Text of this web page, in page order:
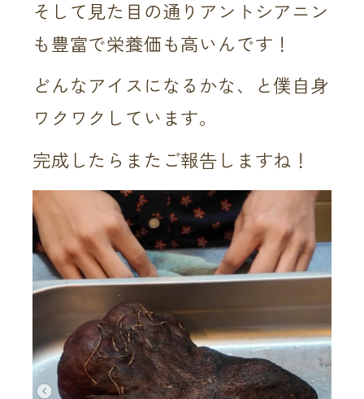
そして見た目の通りアントシアニン
も豊富で栄養価も高いんです！
どんなアイスになるかな、と僕自身
ワクワクしています。
完成したらまたご報告しますね！